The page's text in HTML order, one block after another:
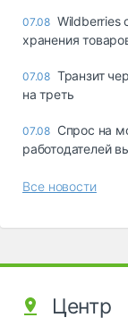
07.08 Wildberries
хранения
07.08 Транзит
на треть
07.08 Спрос на
работодателей
Все новости
Центр